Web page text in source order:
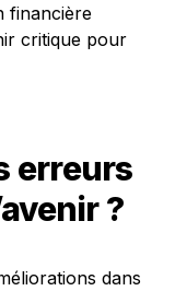
financière
critique pour
erreurs
?
dans